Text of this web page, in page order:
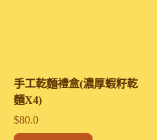
手工乾麵禮盒(濃厚蝦籽乾
麵X4)
$80.0